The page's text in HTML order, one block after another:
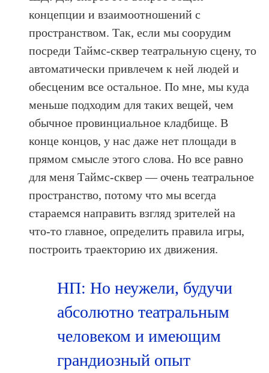
концепции и взаимоотношений с
пространством. Так, если мы соорудим
посреди Таймс-сквер театральную сцену, то
автоматически привлечем к ней людей и
обесценим все остальное. По мне, мы куда
меньше подходим для таких вещей, чем
обычное провинциальное кладбище. В
конце концов, у нас даже нет площади в
прямом смысле этого слова. Но все равно
для меня Таймс-сквер — очень театральное
пространство, потому что мы всегда
стараемся направить взгляд зрителей на
что-то главное, определить правила игры,
построить траекторию их движения.
НП: Но неужели, будучи
абсолютно театральным
человеком и имеющим
грандиозный опыт